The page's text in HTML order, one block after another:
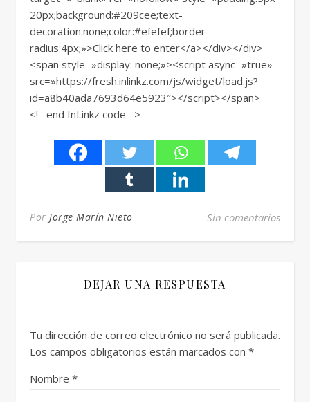
20px;background:#209cee;text-
decoration:none;color:#efefef;border-
radius:4px;»>Click here to enter</a></div></div>
<span style=»display: none;»><script async=»true»
src=»https://fresh.inlinkz.com/js/widget/load.js?
id=a8b40ada7693d64e5923″></script></span>
<!– end InLinkz code –>
Por Jorge Marín Nieto Sin comentarios
DEJAR UNA RESPUESTA
Tu dirección de correo electrónico no será publicada.
Los campos obligatorios están marcados con *
Nombre *